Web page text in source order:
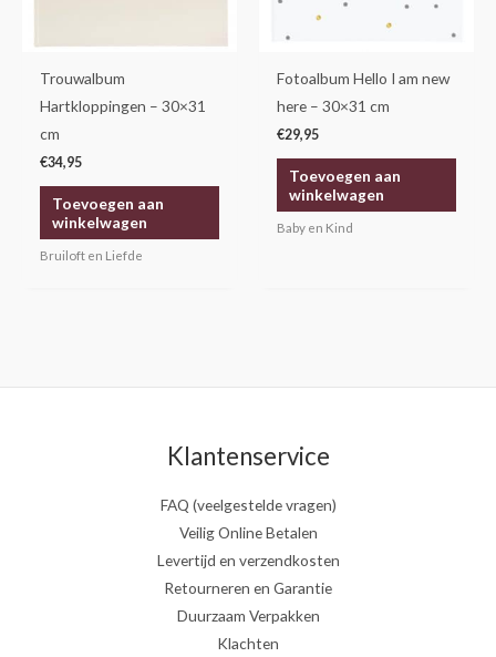
Trouwalbum
Hartkloppingen – 30×31
cm
€34,95
Toevoegen aan
winkelwagen
Bruiloft en Liefde
Fotoalbum Hello I am new
here – 30×31 cm
€29,95
Toevoegen aan
winkelwagen
Baby en Kind
Klantenservice
FAQ (veelgestelde vragen)
Veilig Online Betalen
Levertijd en verzendkosten
Retourneren en Garantie
Duurzaam Verpakken
Klachten